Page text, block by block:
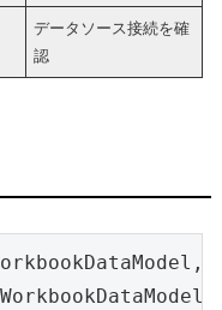
データソース接続を確
認